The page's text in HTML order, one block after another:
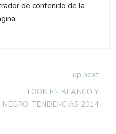
de contenido de la
up next
LOOK EN BLANCO Y
NEGRO: TENDENCIAS 2014